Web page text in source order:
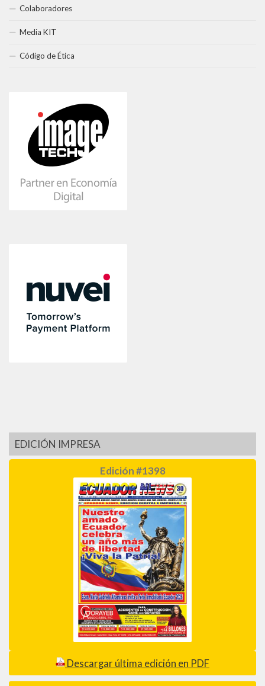
Colaboradores
Media KIT
Código de Ética
EDICIÓN IMPRESA
Edición #1398
Descargar última edición en PDF